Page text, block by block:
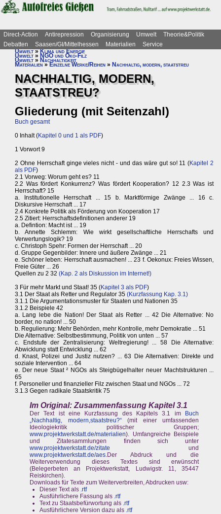
Direct-Action Antirepression Organisierung Umwelt
Theorie&Politik
Debatten
Saasen/GI/Mittelhessen Materialien
Service
Umwelt»Klima und Energie
Umwelt » NGO und Öko-Filz
Umwelt » Nachhaltigkeit
Materialien » Einzelne Werke/Reihen » Nachhaltig, modern, staatstreu
NACHHALTIG, MODERN,
STAATSTREU?
Gliederung (mit Seitenzahl)
Buch gesamt
0 Inhalt (Kapitel 0 und 1 als PDF)
1 Vorwort 9
2 Ohne Herrschaft ginge vieles nicht - und das wäre gut so! 11 (Kapitel 2
als PDF)
2.1 Vorweg: Worum geht es? 11
2.2 Was fördert Konkurrenz? Was fördert Kooperation? 12 2.3 Was ist
Herrschaft? 15
a. Institutionelle Herrschaft ... 15 b. Marktförmige Zwänge ... 16 c.
Diskursive Herrschaft ... 17
2.4 Konkrete Politik als Förderung von Kooperation 17
2.5 Zitiert: Herrschaftsdefinitionen anderer 19
a. Defintion: Macht ist ... 19
b. Annette Schlemm: Wie wirkt gesellschaftliche Herrschafts und
Verwertungslogik? 19
c. Christoph Spehr: Formen der Herrschaft ... 20
d. Gruppe Gegenbilder: Innere und äußere Zwänge ... 21
e. Schöner leben: Herrschaft ausmachen! ... 23 f. Oekonux: Freies Wissen,
Freie Güter ... 26
Quellen zu 2 32 (Kap. 2 als Diskussion im Internet!)
3 Für mehr Markt und Staat! 35 (Kapitel 3 als PDF)
3.1 Der Staat als Retter und Regulator 35 (Kurzfassung Kap. 3.1)
3.1.1 Die Argumentationsmuster für Staaten und Nationen 35
3.1.2 Beispiele 42
a. Lang lebe die Nation! Der Staat als Retter ... 42 Die Alternative: No
border, no nation! ... 50
b. Regulierung: Mehr Behörden, mehr Kontrolle, mehr Demokratie ... 51
Die Alternative: Selbstbestimmung, Politik von unten ... 57
c. Endstufe der Zentralisierung: Weltregierung! ... 58 Die Alternative:
Abwicklung statt Entwicklung ... 62
d. Knast, Polizei und Justiz nutzen? ... 63 Die Alternativen: Direkte und
soziale Intervention ... 64
e. Der neue Staat ² NGOs als Steigbügelhalter neuer Machtstrukturen ...
65
f. Personeller und finanzieller Filz zwischen Staat und NGOs ... 72
3.1.3 Gegen radikale Staatskritik 75
Im Original: Zusammenfassung Kapitel 3.1
Der Text ist eine Kurzfassung des Kapitels 3.1 im
Buch
„Nachhaltig, modern,staatstreu?“(mit einer umfassenden
Ideologiekritik politischer Gruppen;
www.projektwerkstatt.de/materialien). Umfangreiche Beispiele
und Zitatesammlungen finden sich unter
www.projektwerkstatt.de/zitate und
www.projektwerkstatt.de/aes.Der Abdruck und die
Weiterverwendung dieses Textes sind erwünscht
(Belegerbeten an Projektwerkstatt, Ludwigstr. 11, 35447
Reiskirchen).
Downloads für Texte zum Weiterverbreiten, Abdrucken usw:
Dieser Text als .rtf
Ausführlichere Fassung als .rtf
Text zu Staatsbefürwortung als .rtf
Ausführlichere Version dazu als .rtf